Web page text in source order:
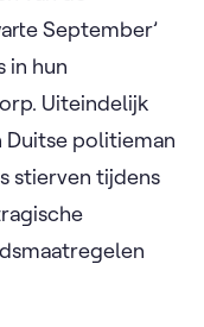
September’
in hun
Uiteindelijk
Duitse politieman
stierven tijdens